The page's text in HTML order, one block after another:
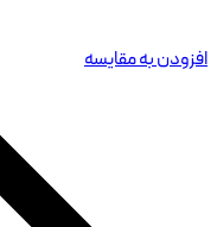
افزودن به مقایسه